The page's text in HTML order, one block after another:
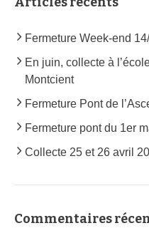
Fermeture Week-end
En juin, collecte à
Montcient
Fermeture Pont de
Fermeture pont du 1er
Collecte 25 et 26 avril
Commentaires